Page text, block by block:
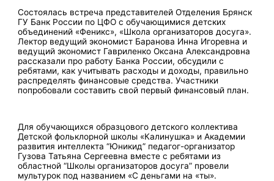
Состоялась встреча представителей Отделения Брянск
ГУ Банк России по ЦФО с обучающимися детских
объединений «Феникс», «Школа организаторов досуга».
Лектор ведущий экономист Баранова Инна Игоревна и
ведущий экономист Гавриленко Оксана Александровна
рассказали про работу Банка России, обсудили с
ребятами, как учитывать расходы и доходы, правильно
распределять финансовые средства. Участники
попробовали составить свой первый финансовый план.
Для обучающихся образцового детского коллектива
Детской фольклорной школы «Калинушка» и Академии
развития интеллекта “Юникид” педагог-организатор
Гузова Татьяна Сергеевна вместе с ребятами из
областной “Школы организаторов досуга” провели
мультурок под названием «С деньгами на «ты».